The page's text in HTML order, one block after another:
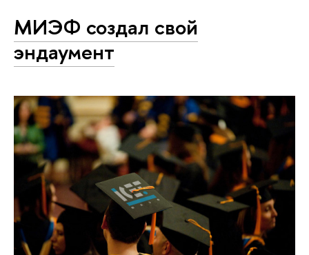
МИЭФ создал свой
эндаумент